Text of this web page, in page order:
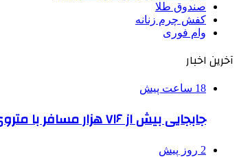
صندوق طلا
کفش چرم زنانه
وام فوری
آخرین اخبار
18 ساعت پیش
جابجایی بیش از ۷۱۶ هزار مسافر با متروی تهران در مراسم جاماندگان اربعین
2 روز پیش